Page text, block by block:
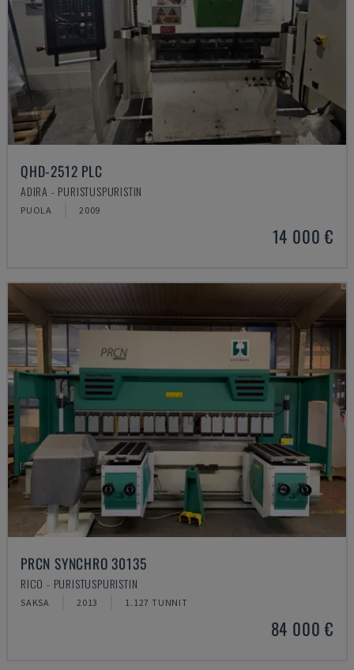
QHD-2512 PLC
ADIRA - PURISTUSPURISTIN
PUOLA 2009
14 000 €
PRCN SYNCHRO 30135
RICO - PURISTUSPURISTIN
SAKSA 2013 1.127 TUNNIT
84 000 €